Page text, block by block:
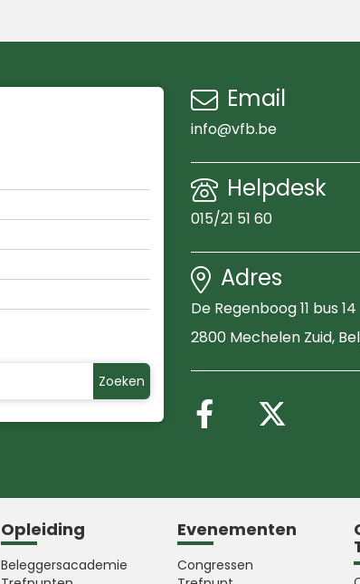
Zoeken
Email
info@vfb.be
Helpdesk
015/21 51 60
Adres
De Regenboog 11 bus 14
2800 Mechelen Zuid,
Volg ons
Opleiding
Beleggersacademie
Evenementen
Congressen